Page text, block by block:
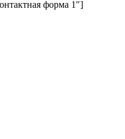
форма 1″]